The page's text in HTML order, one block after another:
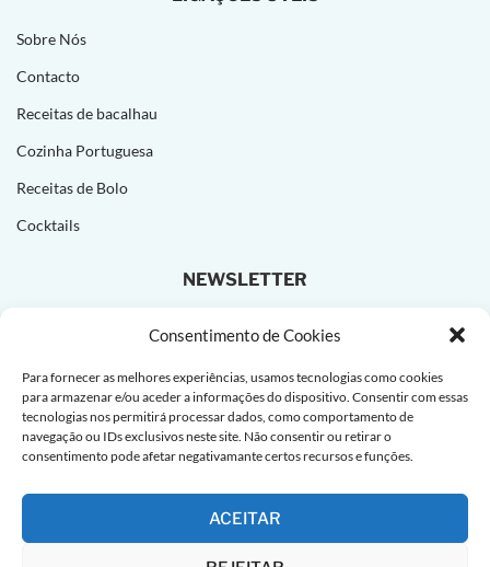
Consentimento de Cookies
Para fornecer as melhores experiências, usamos tecnologias como cookies
para armazenar e/ou aceder a informações do dispositivo. Consentir com essas
tecnologias nos permitirá processar dados, como comportamento de
navegação ou IDs exclusivos neste site. Não consentir ou retirar o
consentimento pode afetar negativamante certos recursos e funções.
ACEITAR
Sobre Nós
Contacto
Receitas de bacalhau
Cozinha Portuguesa
Receitas de Bolo
Cocktails
NEWSLETTER
Subscreva e receba novas receitas todas as semanas!